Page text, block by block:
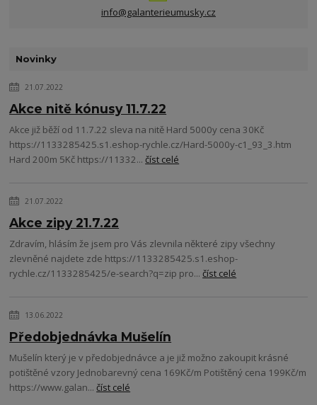
info@galanterieumusky.cz
Novinky
21.07.2022
Akce nitě kónusy 11.7.22
Akce již běží od 11.7.22 sleva na nitě Hard 5000y cena 30Kč
https://1133285425.s1.eshop-rychle.cz/Hard-5000y-c1_93_3.htm
Hard 200m 5Kč https://11332...číst celé
21.07.2022
Akce zipy 21.7.22
Zdravím, hlásím že jsem pro Vás zlevnila některé zipy všechny
zlevněné najdete zde https://1133285425.s1.eshop-
rychle.cz/1133285425/e-search?q=zip pro...číst celé
13.06.2022
Předobjednávka Mušelín
Mušelín který je v předobjednávce a je již možno zakoupit krásné
potištěné vzory Jednobarevný cena 169Kč/m Potištěný cena 199Kč/m
https://www.galan...číst celé